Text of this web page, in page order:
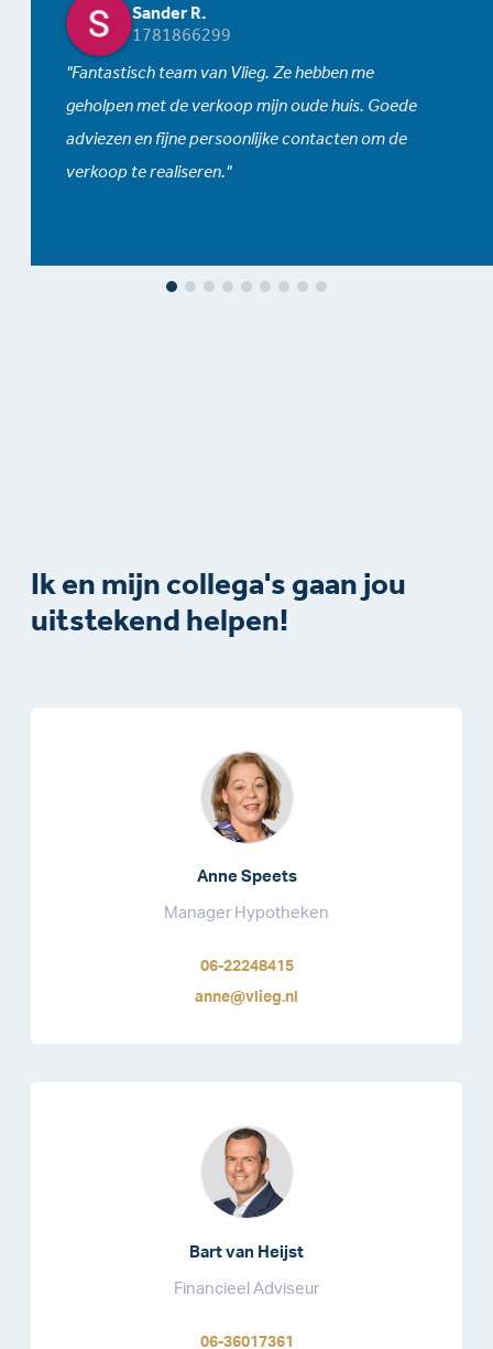
Sander R.
1781866299
Fantastisch team van Vlieg. Ze hebben me
geholpen met de verkoop mijn oude huis. Goede
adviezen en fijne persoonlijke contacten om de
verkoop te realiseren.
Ik en mijn collega's gaan jou
uitstekend helpen!
Anne Speets
Manager Hypotheken
06-22248415
anne@vlieg.nl
Bart van Heijst
Financieel Adviseur
06-36017361